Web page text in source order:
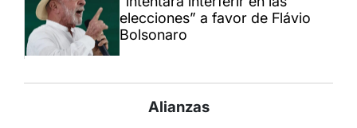
elecciones” a favor de Flávio
Bolsonaro
Alianzas